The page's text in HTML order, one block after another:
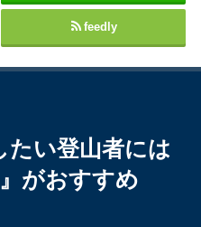
feedly
たい登山者には
がおすすめ